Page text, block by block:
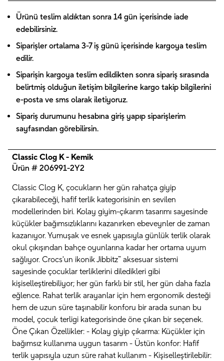
Ürünü teslim aldıktan sonra 14 gün içerisinde iade
edebilirsiniz.
Siparişler ortalama 3-7 iş günü içerisinde kargoya teslim
edilir.
Siparişin kargoya teslim edildikten sonra sipariş sırasında
belirtmiş olduğun iletişim bilgilerine kargo takip bilgilerini
e-posta ve sms olarak iletiyoruz.
Sipariş durumunu hesabına giriş yapıp siparişlerim
sayfasından görebilirsin.
Classic Clog K - Kemik
Ürün # 206991-2Y2
Classic Clog K, çocukların her gün rahatça giyip
çıkarabileceği, hafif terlik kategorisinin en sevilen
modellerinden biri. Kolay giyim-çıkarım tasarımı sayesinde
küçükler bağımsızlıklarını kazanırken ebeveynler de zaman
kazanıyor. Yumuşak ve esnek yapısıyla günlük terlik olarak
okul çıkışından bahçe oyunlarına kadar her ortama uyum
sağlıyor. Crocs'un ikonik Jibbitz™ aksesuar sistemi
sayesinde çocuklar terliklerini diledikleri gibi
kişiselleştirebiliyor; her gün farklı bir stil, her gün daha fazla
eğlence. Rahat terlik arayanlar için hem ergonomik desteği
hem de uzun süre taşınabilir konforu bir arada sunan bu
model, çocuk terligi kategorisinde öne çıkan bir seçenek.
Öne Çıkan Özellikler: - Kolay giyip çıkarma: Küçükler için
bağımsız kullanıma uygun tasarım - Üstün konfor: Hafif
terlik yapısıyla uzun süre rahat kullanım - Kişiselleştirilebilir: